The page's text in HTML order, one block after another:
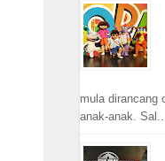
mula dirancang
anak-anak.